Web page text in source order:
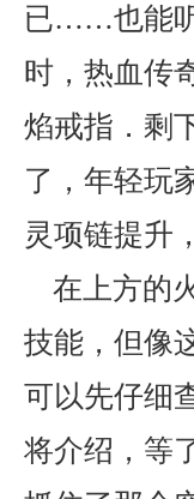
已……也能听
时，热血传
焰戒指．剩
了，年轻玩
灵项链提升
在上方的
技能，但像
可以先仔细
将介绍，等